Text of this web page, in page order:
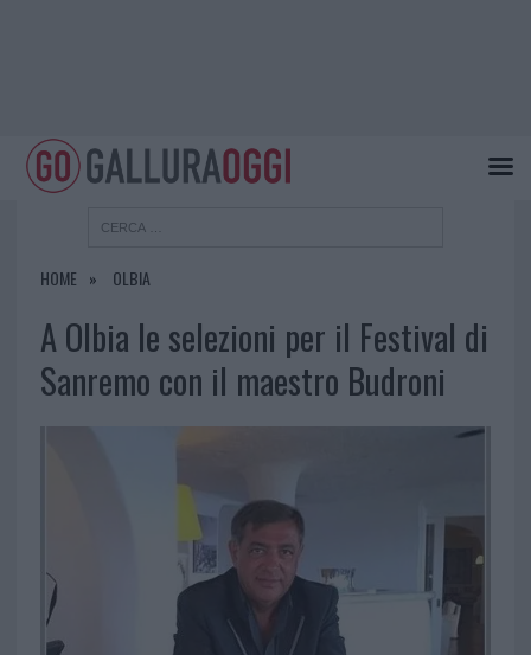
HOME OLBIA
A Olbia le selezioni per il Festival di
Sanremo con il maestro Budroni